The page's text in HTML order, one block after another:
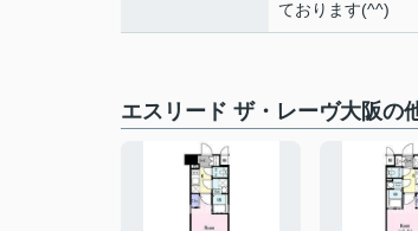
ております(^^)
エスリード ザ・レーヴ大阪の